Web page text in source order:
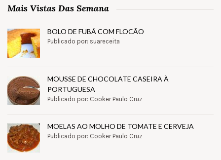
Mais Vistas Das Semana
BOLO DE FUBÁ COM FLOCÃO
Publicado por: suareceita
MOUSSE DE CHOCOLATE CASEIRA À
PORTUGUESA
Publicado por: Cooker Paulo Cruz
MOELAS AO MOLHO DE TOMATE E CERVEJA
Publicado por: Cooker Paulo Cruz